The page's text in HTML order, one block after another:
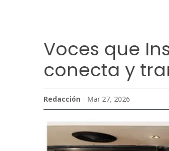
Voces que
conecta y
Redacción - Mar 27, 2026